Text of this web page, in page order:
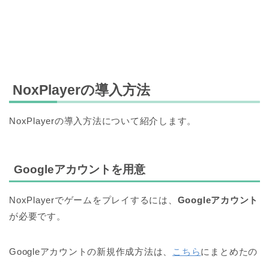
NoxPlayerの導入方法
NoxPlayerの導入方法について紹介します。
Googleアカウントを用意
NoxPlayerでゲームをプレイするには、 Googleアカウント
が必要です。
Googleアカウントの新規作成方法は、 こちらにまとめたの